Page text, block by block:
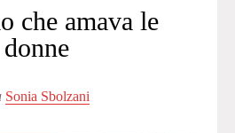
che amava le
donne
Sonia Sbolzani